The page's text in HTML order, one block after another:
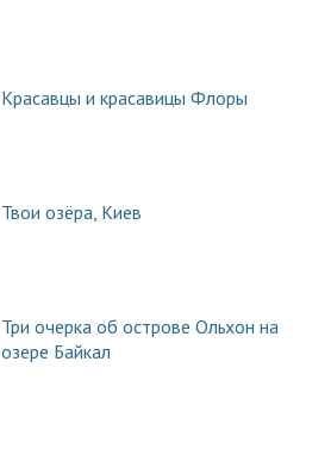
Красавцы и красавицы Флоры
Твои озёра, Киев
Три очерка об острове Ольхон на
озере Байкал